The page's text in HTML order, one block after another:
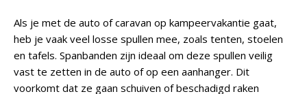
Als je met de auto of caravan op kampeervakantie gaat,
heb je vaak veel losse spullen mee, zoals tenten, stoelen
en tafels. Spanbanden zijn ideaal om deze spullen veilig
vast te zetten in de auto of op een aanhanger. Dit
voorkomt dat ze gaan schuiven of beschadigd raken